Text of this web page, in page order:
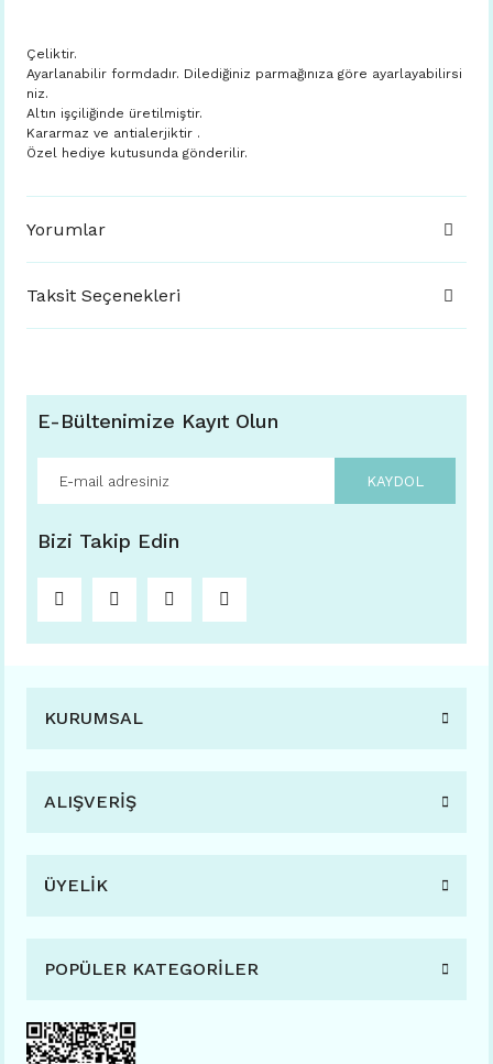
Çeliktir.
Ayarlanabilir formdadır. Dilediğiniz parmağınıza göre ayarlayabilirsi
niz.
Altın işçiliğinde üretilmiştir.
Kararmaz ve antialerjiktir .
Özel hediye kutusunda gönderilir.
Yorumlar
Taksit Seçenekleri
E-Bültenimize Kayıt Olun
KAYDOL
Bizi Takip Edin
KURUMSAL
ALIŞVERİŞ
ÜYELİK
POPÜLER KATEGORİLER